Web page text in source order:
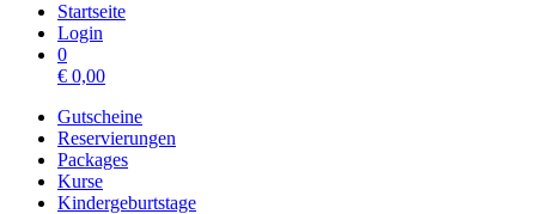
Startseite
Login
0
€ 0,00
Gutscheine
Reservierungen
Packages
Kurse
Kindergeburtstage